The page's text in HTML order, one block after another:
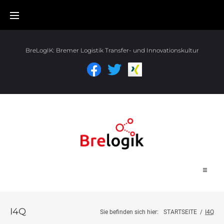
BreLogIK: Bremer Logistik Transfer- und Innovationskultur
I4Q Sie befinden sich hier: STARTSEITE / I4Q